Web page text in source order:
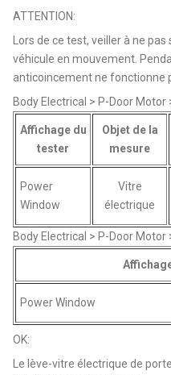
ATTENTION:
Lors de ce test, veiller à ne
véhicule en mouvement.
anticoincement ne fonctionne
Body Electrical > P-Door Motor
Affichage du
tester
Objet de la
mesure
Power
Window
Vitre
électrique
Body Electrical > P-Door Motor
Power Window
OK:
Le lève-vitre électrique de